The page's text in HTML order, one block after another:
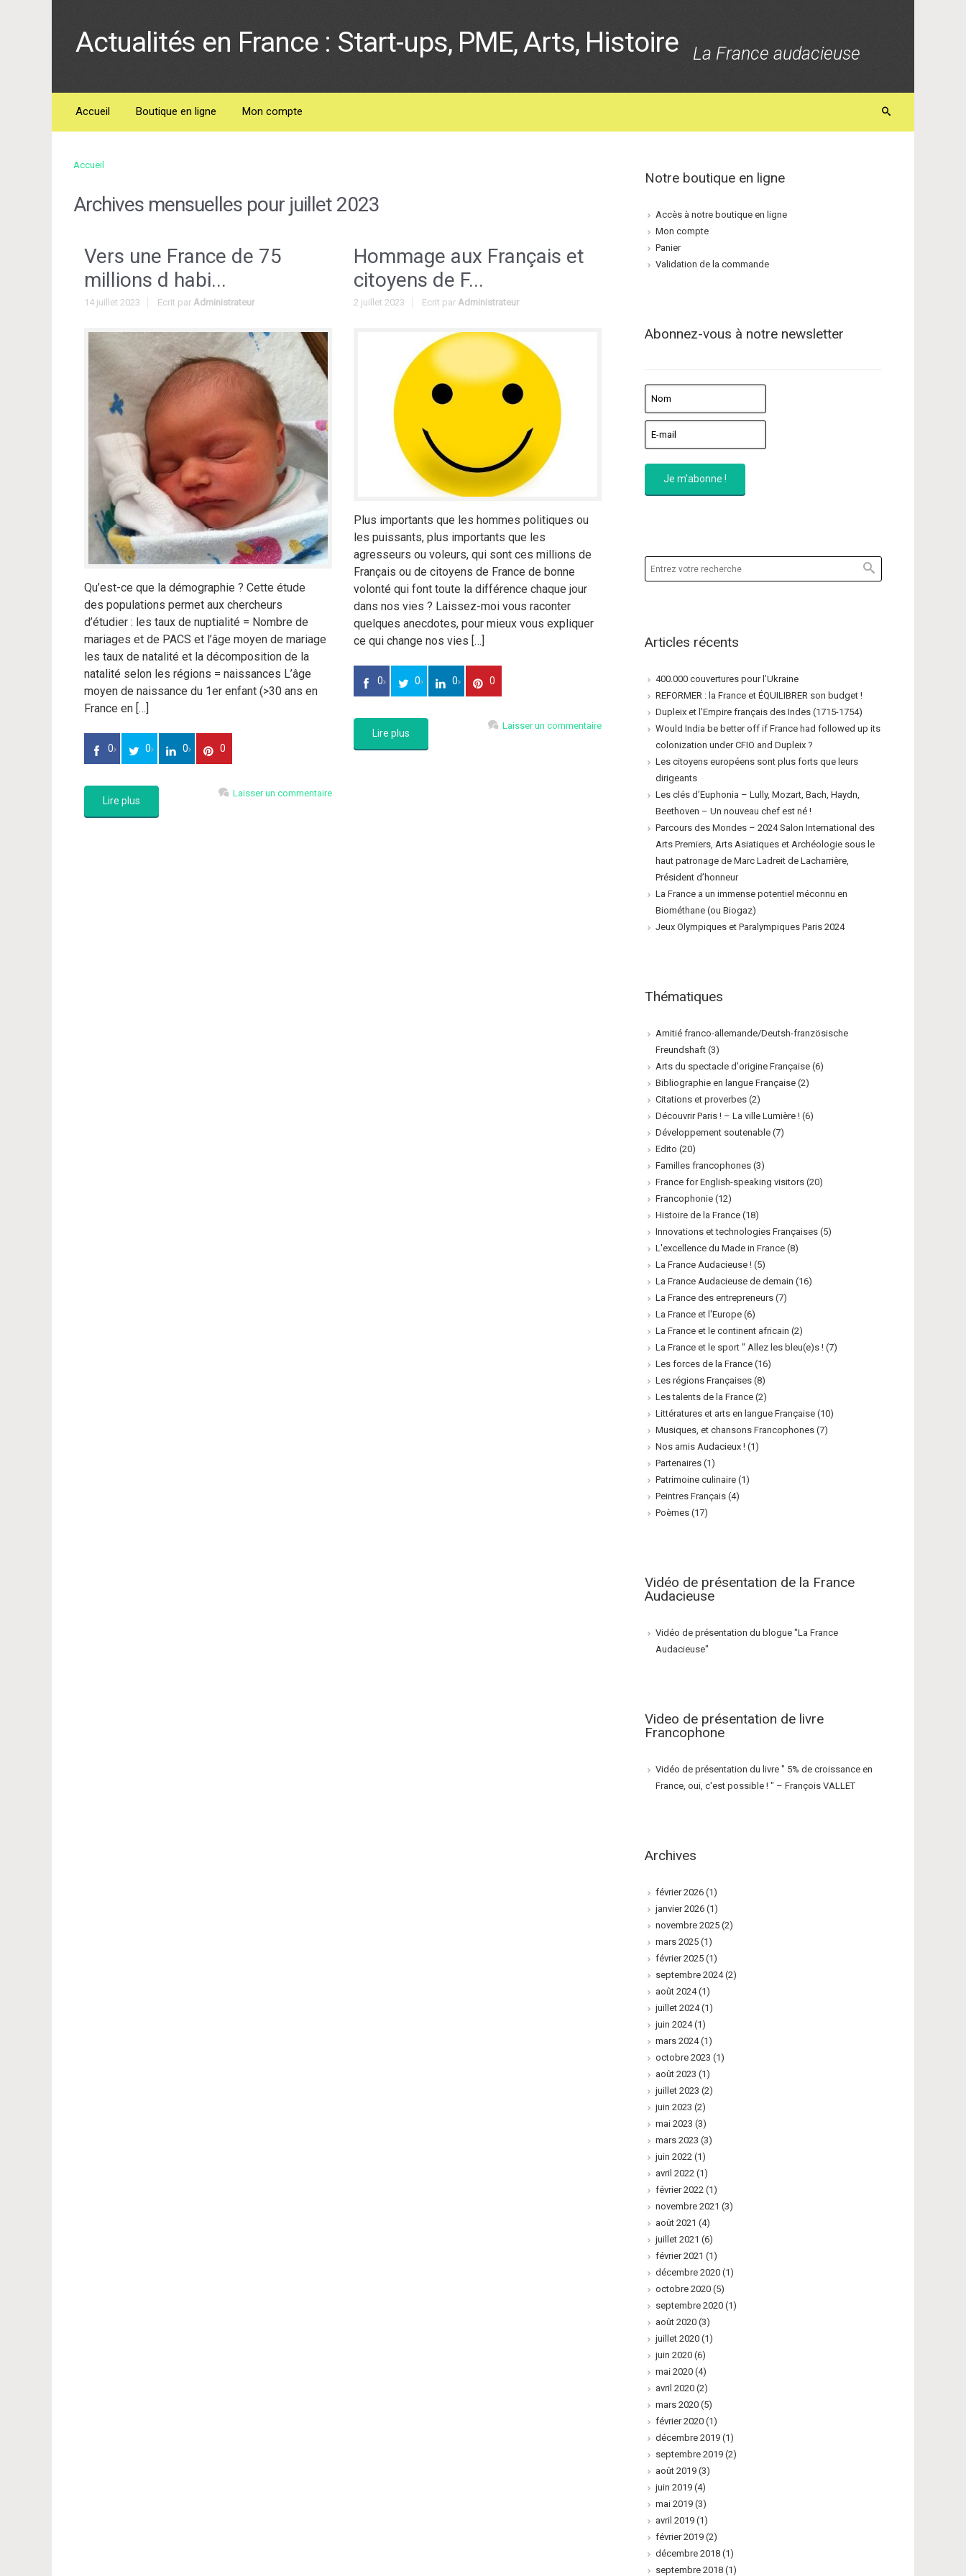
Actualités en France : Start-ups, PME, Arts, Histoire La France audacieuse
Accueil Boutique en ligne Mon compte
Accueil
Archives mensuelles pour juillet 2023
Vers une France de 75
millions d habi...
14 juillet 2023 Ecrit par Administrateur
Qu’est-ce que la démographie ? Cette étude
des populations permet aux chercheurs
d’étudier : les taux de nuptialité = Nombre de
mariages et de PACS et l’âge moyen de mariage
les taux de natalité et la décomposition de la
natalité selon les régions = naissances L’âge
moyen de naissance du 1er enfant (>30 ans en
France en […]
0 0 0 0
Lire plus
Laisser un commentaire
Hommage aux Français et
citoyens de F...
2 juillet 2023 Ecrit par Administrateur
Plus importants que les hommes politiques ou
les puissants, plus importants que les
agresseurs ou voleurs, qui sont ces millions de
Français ou de citoyens de France de bonne
volonté qui font toute la différence chaque jour
dans nos vies ? Laissez-moi vous raconter
quelques anecdotes, pour mieux vous expliquer
ce qui change nos vies […]
0 0 0 0
Lire plus
Laisser un commentaire
Notre boutique en ligne
Accès à notre boutique en ligne
Mon compte
Panier
Validation de la commande
Abonnez-vous à notre newsletter
Articles récents
400.000 couvertures pour l’Ukraine
REFORMER : la France et ÉQUILIBRER son budget !
Dupleix et l’Empire français des Indes (1715-1754)
Would India be better off if France had followed up its
colonization under CFIO and Dupleix ?
Les citoyens européens sont plus forts que leurs
dirigeants
Les clés d’Euphonia – Lully, Mozart, Bach, Haydn,
Beethoven – Un nouveau chef est né !
Parcours des Mondes – 2024 Salon International des
Arts Premiers, Arts Asiatiques et Archéologie sous le
haut patronage de Marc Ladreit de Lacharrière,
Président d’honneur
La France a un immense potentiel méconnu en
Biométhane (ou Biogaz)
Jeux Olympiques et Paralympiques Paris 2024
Thématiques
Amitié franco-allemande/Deutsh-französische
Freundshaft (3)
Arts du spectacle d'origine Française (6)
Bibliographie en langue Française (2)
Citations et proverbes (2)
Découvrir Paris ! – La ville Lumière ! (6)
Développement soutenable (7)
Edito (20)
Familles francophones (3)
France for English-speaking visitors (20)
Francophonie (12)
Histoire de la France (18)
Innovations et technologies Françaises (5)
L'excellence du Made in France (8)
La France Audacieuse ! (5)
La France Audacieuse de demain (16)
La France des entrepreneurs (7)
La France et l'Europe (6)
La France et le continent africain (2)
La France et le sport " Allez les bleu(e)s ! (7)
Les forces de la France (16)
Les régions Françaises (8)
Les talents de la France (2)
Littératures et arts en langue Française (10)
Musiques, et chansons Francophones (7)
Nos amis Audacieux ! (1)
Partenaires (1)
Patrimoine culinaire (1)
Peintres Français (4)
Poèmes (17)
Vidéo de présentation de la France
Audacieuse
Vidéo de présentation du blogue "La France
Audacieuse"
Video de présentation de livre
Francophone
Vidéo de présentation du livre " 5% de croissance en
France, oui, c'est possible ! " – François VALLET
Archives
février 2026 (1)
janvier 2026 (1)
novembre 2025 (2)
mars 2025 (1)
février 2025 (1)
septembre 2024(2)
août 2024(1)
juillet 2024(1)
juin 2024(1)
mars 2024(1)
octobre 2023 (1)
août 2023 (1)
juillet 2023 (2)
juin 2023 (2)
mai 2023 (3)
mars 2023 (3)
juin 2022 (1)
avril 2022 (1)
février 2022 (1)
novembre 2021 (3)
août 2021 (4)
juillet 2021 (6)
février 2021 (1)
décembre 2020 (1)
octobre 2020 (5)
septembre 2020 (1)
août 2020 (3)
juillet 2020 (1)
juin 2020 (6)
mai 2020 (4)
avril 2020 (2)
mars 2020 (5)
février 2020 (1)
décembre 2019 (1)
septembre 2019 (2)
août 2019 (3)
juin 2019 (4)
mai 2019 (3)
avril 2019 (1)
février 2019 (2)
décembre 2018 (1)
septembre 2018 (1)